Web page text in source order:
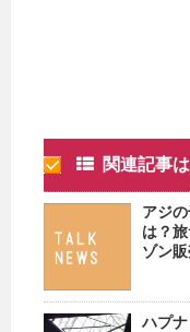
関連記事
アジ
は？
ゾン
ハプ